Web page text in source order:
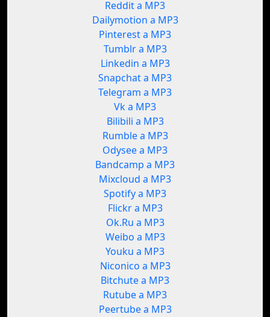
Reddit a MP3
Dailymotion a MP3
Pinterest a MP3
Tumblr a MP3
Linkedin a MP3
Snapchat a MP3
Telegram a MP3
Vk a MP3
Bilibili a MP3
Rumble a MP3
Odysee a MP3
Bandcamp a MP3
Mixcloud a MP3
Spotify a MP3
Flickr a MP3
Ok.Ru a MP3
Weibo a MP3
Youku a MP3
Niconico a MP3
Bitchute a MP3
Rutube a MP3
Peertube a MP3